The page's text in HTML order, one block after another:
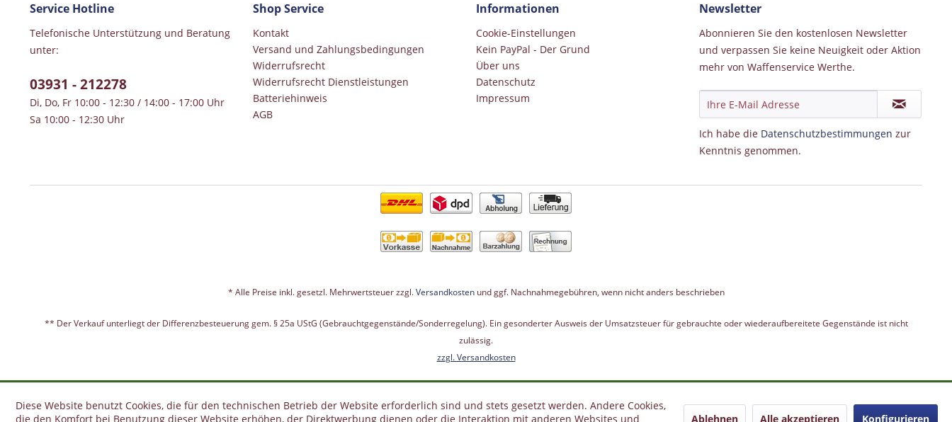
Service Hotline
Telefonische Unterstützung und Beratung
unter:
03931 - 212278
Di, Do, Fr 10:00 - 12:30 / 14:00 - 17:00 Uhr
Sa 10:00 - 12:30 Uhr
Shop Service
Kontakt
Versand und Zahlungsbedingungen
Widerrufsrecht
Widerrufsrecht Dienstleistungen
Batteriehinweis
AGB
Informationen
Cookie-Einstellungen
Kein PayPal - Der Grund
Über uns
Datenschutz
Impressum
Newsletter
Abonnieren Sie den kostenlosen Newsletter
und verpassen Sie keine Neuigkeit oder Aktion
mehr von Waffenservice Werthe.
Ich habe die Datenschutzbestimmungen zur
Kenntnis genommen.
* Alle Preise inkl. gesetzl. Mehrwertsteuer zzgl.Versandkostenund ggf. Nachnahmegebühren, wenn nicht anders beschrieben
** Der Verkauf unterliegt der Differenzbesteuerung gem. § 25a UStG (Gebrauchtgegenstände/Sonderregelung). Ein gesonderter Ausweis der Umsatzsteuer für gebrauchte oder wiederaufbereitete Gegenstände ist nicht
zulässig.
zzgl. Versandkosten
Diese Website benutzt Cookies, die für den technischen Betrieb der Website erforderlich sind und stets gesetzt werden. Andere Cookies,
die den Komfort bei Benutzung dieser Website erhöhen, der Direktwerbung dienen oder die Interaktion mit anderen Websites und
Ablehnen Alle akzeptieren Konfigurieren